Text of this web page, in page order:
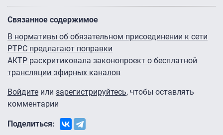
Связанное содержимое
В нормативы об обязательном присоединении к сети
РТРС предлагают поправки
АКТР раскритиковала законопроект о бесплатной
трансляции эфирных каналов
Войдите или зарегистрируйтесь, чтобы оставлять
комментарии
Поделиться: